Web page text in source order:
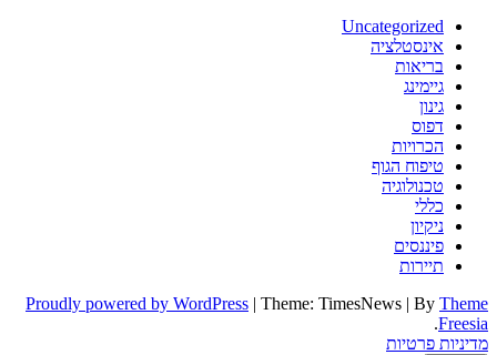
Uncategorized
אינסטלציה
בריאות
גיימינג
גינון
דפוס
הכרויות
טיפוח הגוף
טכנולוגיה
כללי
ניקיון
פיננסים
תיירות
Proudly powered by WordPress | Theme: TimesNews | By Theme
Freesia
.
מדיניות פרטיות